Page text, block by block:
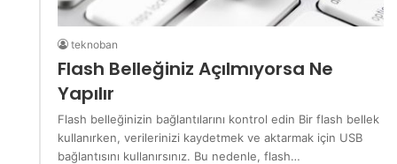
teknoban
Flash Belleğiniz Açılmıyorsa Ne
Yapılır
Flash belleğinizin bağlantılarını kontrol edin Bir flash bellek
kullanırken, verilerinizi kaydetmek ve aktarmak için USB
bağlantısını kullanırsınız. Bu nedenle, flash…